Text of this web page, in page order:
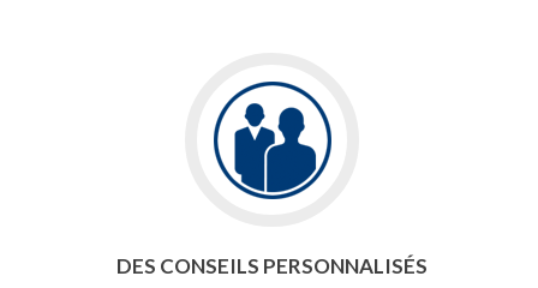
DES CONSEILS PERSONNALISÉS